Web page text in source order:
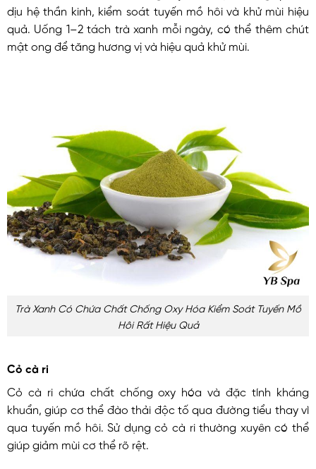
dịu hệ thần kinh, kiểm soát tuyến mồ hôi và khử mùi hiệu
quả. Uống 1–2 tách trà xanh mỗi ngày, có thể thêm chút
mật ong để tăng hương vị và hiệu quả khử mùi.
Trà Xanh Có Chứa Chất Chống Oxy Hóa Kiểm Soát Tuyến Mồ
Hôi Rất Hiệu Quả
Cỏ cà ri
Cỏ cà ri chứa chất chống oxy hóa và đặc tính kháng
khuẩn, giúp cơ thể đào thải độc tố qua đường tiểu thay vì
qua tuyến mồ hôi. Sử dụng cỏ cà ri thường xuyên có thể
giúp giảm mùi cơ thể rõ rệt.